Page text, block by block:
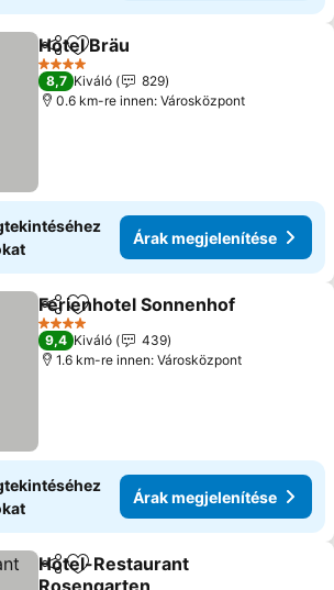
Megosztás
Hozzáadás a kedvencekhez
Hotel Bräu
4 Kategória
8,7 Kiváló
829
0.6 km-re innen: Városközpont
Árak megjelenítése
Megosztás
Hozzáadás a kedvencekhez
Ferienhotel Sonnenhof
4 Kategória
9,4 Kiváló
439
1.6 km-re innen: Városközpont
Árak megjelenítése
Megosztás
Hozzáadás a kedvencekhez
Hotel-Restaurant
Rosengarten